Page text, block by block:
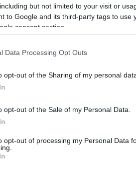
but not limited to your visit or
to Google and its third-party tags to use
consent section.
Data Processing Opt Outs
opt-out of the Sharing of my personal
opt-out of the Sale of my Personal Data.
opt-out of processing my Personal Data
μην μένεις στο